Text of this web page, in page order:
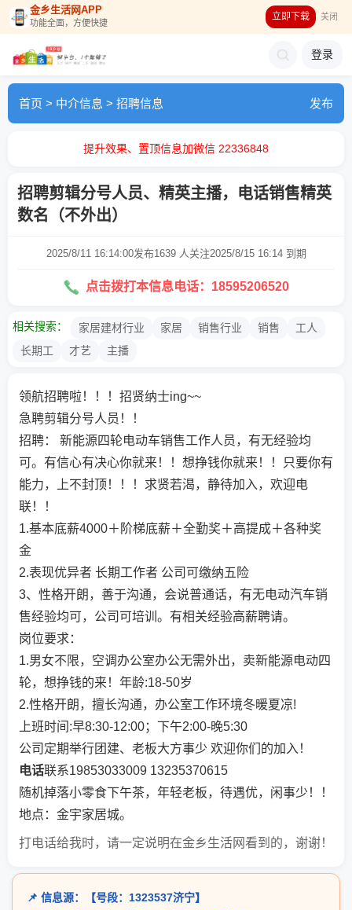
金乡生活网APP
功能全面，方便快捷
立即下载 关闭
登录
首页 > 中介信息 > 招聘信息 发布
提升效果、置顶信息加微信 22336848
招聘剪辑分号人员、精英主播，电话销售精英
数名（不外出）
2025/8/11 16:14:00发布1639 人关注2025/8/15 16:14 到期
点击拨打本信息电话：18595206520
相关搜索： 家居建材行业 家居 销售行业 销售
工人
长期工
才艺 主播
领航招聘啦！！！招贤纳士ing~~
急聘剪辑分号人员！！
招聘： 新能源四轮电动车销售工作人员，有无经验均
可。有信心有决心你就来！！想挣钱你就来！！只要你有
能力，上不封顶！！！求贤若渴，静待加入，欢迎电
联！！
1.基本底薪4000＋阶梯底薪＋全勤奖＋高提成＋各种奖
金
2.表现优异者 长期工作者 公司可缴纳五险
3、性格开朗，善于沟通，会说普通话，有无电动汽车销
售经验均可，公司可培训。有相关经验高薪聘请。
岗位要求：
1.男女不限，空调办公室办公无需外出，卖新能源电动四
轮，想挣钱的来！年龄:18-50岁
2.性格开朗，擅长沟通，办公室工作环境冬暖夏凉!
上班时间:早8:30-12:00；下午2:00-晚5:30
公司定期举行团建、老板大方事少 欢迎你们的加入！
电话联系19853033009 13235370615
随机掉落小零食下午茶，年轻老板，待遇优，闲事少！！
地点：金宇家居城。
打电话给我时，请一定说明在金乡生活网看到的，谢谢！
📌 信息源：【号段：1323537济宁】